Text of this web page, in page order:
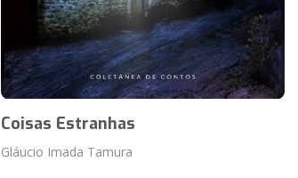
Coisas Estranhas
Gláucio Imada Tamura